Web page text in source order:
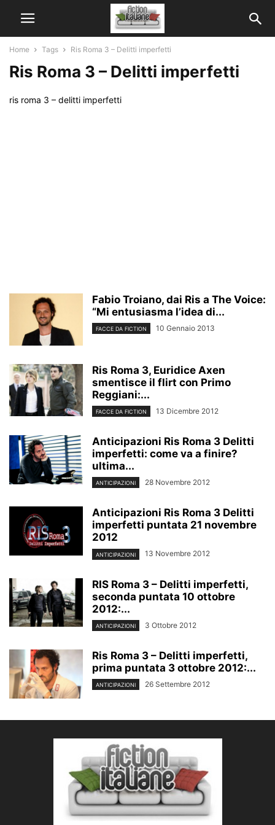
Home Tags Ris Roma 3 – Delitti imperfetti
Ris Roma 3 – Delitti imperfetti
ris roma 3 – delitti imperfetti
Fabio Troiano, dai Ris a The Voice:
“Mi entusiasma l’idea di...
FACCE DA FICTION 10 Gennaio 2013
Ris Roma 3, Euridice Axen
smentisce il flirt con Primo
Reggiani:...
FACCE DA FICTION 13 Dicembre 2012
Anticipazioni Ris Roma 3 Delitti
imperfetti: come va a finire?
ultima...
ANTICIPAZIONI 28 Novembre 2012
Anticipazioni Ris Roma 3 Delitti
imperfetti puntata 21 novembre
2012
ANTICIPAZIONI 13 Novembre 2012
RIS Roma 3 – Delitti imperfetti,
seconda puntata 10 ottobre
2012:...
ANTICIPAZIONI 3 Ottobre 2012
Ris Roma 3 – Delitti imperfetti,
prima puntata 3 ottobre 2012:...
ANTICIPAZIONI 26 Settembre 2012